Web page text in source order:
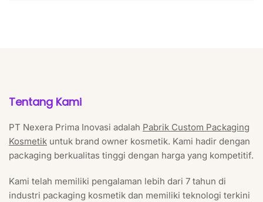
Tentang Kami
PT Nexera Prima Inovasi adalah Pabrik Custom Packaging
Kosmetik untuk brand owner kosmetik. Kami hadir dengan
packaging berkualitas tinggi dengan harga yang kompetitif.
Kami telah memiliki pengalaman lebih dari 7 tahun di
industri packaging kosmetik dan memiliki teknologi terkini